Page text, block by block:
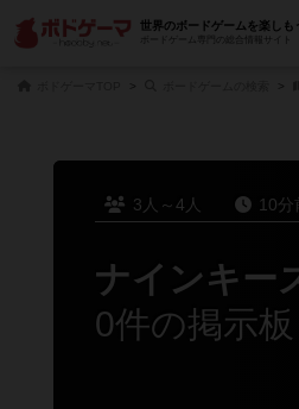
世界のボードゲームを楽しも
ボードゲーム専門の総合情報サイト
3人～4人 10分
ナインキー
0件の掲示板